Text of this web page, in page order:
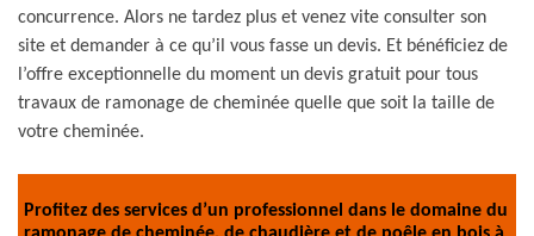
concurrence. Alors ne tardez plus et venez vite consulter son
site et demander à ce qu’il vous fasse un devis. Et bénéficiez de
l’offre exceptionnelle du moment un devis gratuit pour tous
travaux de ramonage de cheminée quelle que soit la taille de
votre cheminée.
Profitez des services d’un professionnel dans le domaine du